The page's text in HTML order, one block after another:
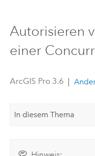
Autorisieren
einer
ArcGIS Pro 3.6 |
In diesem Thema